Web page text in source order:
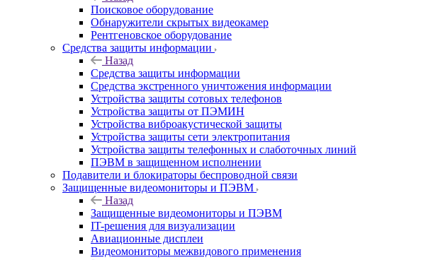
Поисковое оборудование
Обнаружители скрытых видеокамер
Рентгеновское оборудование
Средства защиты информации
Назад
Средства защиты информации
Средства экстренного уничтожения информации
Устройства защиты сотовых телефонов
Устройства защиты от ПЭМИН
Устройства виброакустической защиты
Устройства защиты сети электропитания
Устройства защиты телефонных и слаботочных линий
ПЭВМ в защищенном исполнении
Подавители и блокираторы беспроводной связи
Защищенные видеомониторы и ПЭВМ
Назад
Защищенные видеомониторы и ПЭВМ
IT-решения для визуализации
Авиационные дисплеи
Видеомониторы межвидового применения